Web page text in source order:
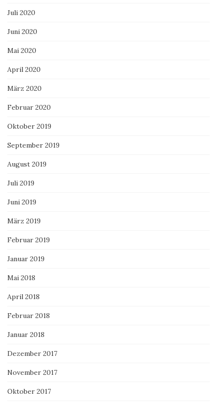
Juli 2020
Juni 2020
Mai 2020
April 2020
März 2020
Februar 2020
Oktober 2019
September 2019
August 2019
Juli 2019
Juni 2019
März 2019
Februar 2019
Januar 2019
Mai 2018
April 2018
Februar 2018
Januar 2018
Dezember 2017
November 2017
Oktober 2017